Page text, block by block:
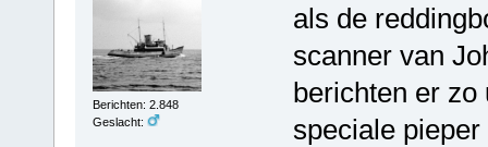
Berichten: 2.848
Geslacht:
als de
scanner van
berichten er zo
speciale